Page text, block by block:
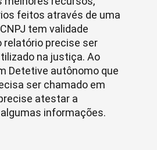
feitos através de uma
tem validade
relatório precise ser
na justiça. Ao
Detetive autônomo que
ser chamado em
atestar a
informações.